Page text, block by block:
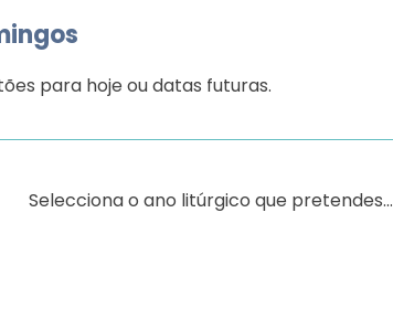
para hoje ou datas futuras.
Selecciona o ano litúrgico que pretendes...